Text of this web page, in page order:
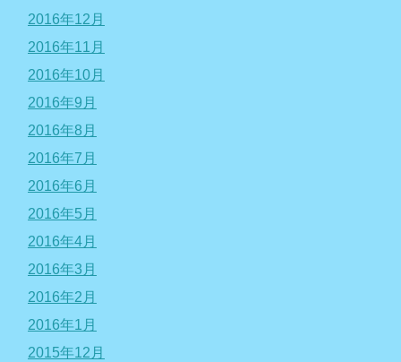
2016年12月
2016年11月
2016年10月
2016年9月
2016年8月
2016年7月
2016年6月
2016年5月
2016年4月
2016年3月
2016年2月
2016年1月
2015年12月